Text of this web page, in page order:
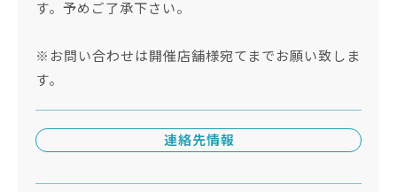
す。予めご了承下さい。
※お問い合わせは開催店舗様宛てまでお願い致しま
す。
連絡先情報